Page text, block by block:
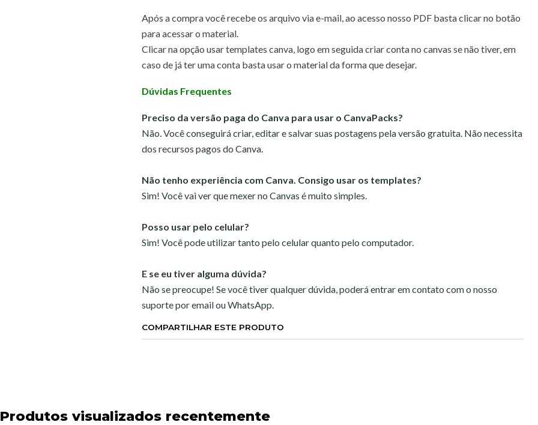
Após a compra você recebe os arquivo via e-mail, ao acesso nosso PDF basta clicar no botão
para acessar o material.
Clicar na opção usar templates canva, logo em seguida criar conta no canvas se não tiver, em
caso de já ter uma conta basta usar o material da forma que desejar.
Dúvidas Frequentes
Preciso da versão paga do Canva para usar o CanvaPacks?
Não. Você conseguirá criar, editar e salvar suas postagens pela versão gratuita. Não necessita
dos recursos pagos do Canva.
Não tenho experiência com Canva. Consigo usar os templates?
Sim! Você vai ver que mexer no Canvas é muito simples.
Posso usar pelo celular?
Sim! Você pode utilizar tanto pelo celular quanto pelo computador.
E se eu tiver alguma dúvida?
Não se preocupe! Se você tiver qualquer dúvida, poderá entrar em contato com o nosso
suporte por email ou WhatsApp.
COMPARTILHAR ESTE PRODUTO
Produtos visualizados recentemente